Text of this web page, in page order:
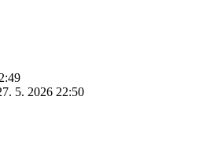
5. 2026 22:50